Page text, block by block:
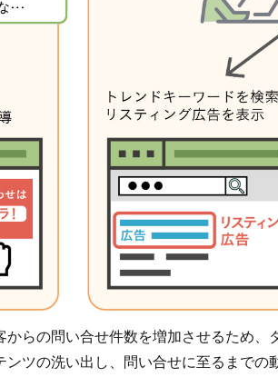
らの問い合せ件数を増加させるため、
ンツの洗い出し、問い合せに至るまで